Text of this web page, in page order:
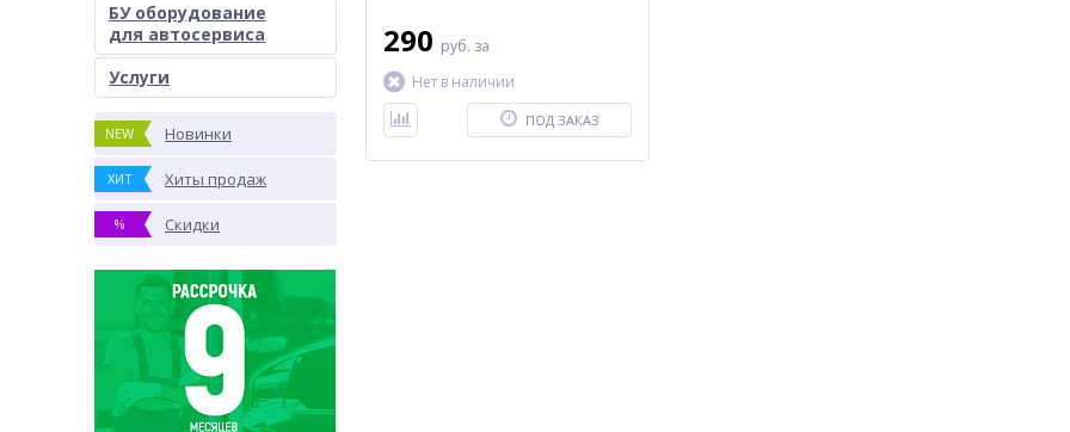
БУ оборудование
для автосервиса
Услуги
NEW Новинки
ХИТ Хиты продаж
% Скидки
290 руб. за
Нет в наличии
ПОД ЗАКАЗ